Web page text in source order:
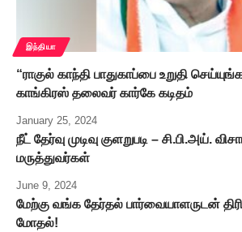
இந்தியா
“ராகுல் காந்தி பாதுகாப்பை உறுதி
காங்கிரஸ் தலைவர் கார்கே கடிதம்
January 25, 2024
நீட் தேர்வு முடிவு குளறுபடி – சி.பி.அய்.
மருத்துவர்கள்
June 9, 2024
மேற்கு வங்க தேர்தல் பார்வையாளருடன்
மோதல்!